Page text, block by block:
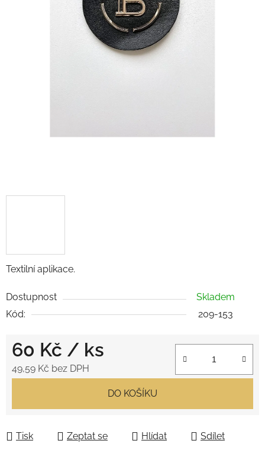
Textilní aplikace.
Dostupnost
Skladem
Kód:
209-153
60 Kč / ks
49,59 Kč bez DPH
DO KOŠÍKU
Tisk Zeptat se Hlídat Sdílet